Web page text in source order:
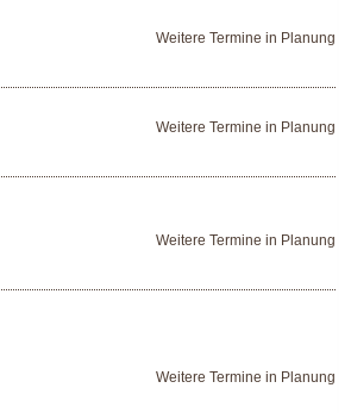
Weitere Termine in Planung
Weitere Termine in Planung
Weitere Termine in Planung
Weitere Termine in Planung